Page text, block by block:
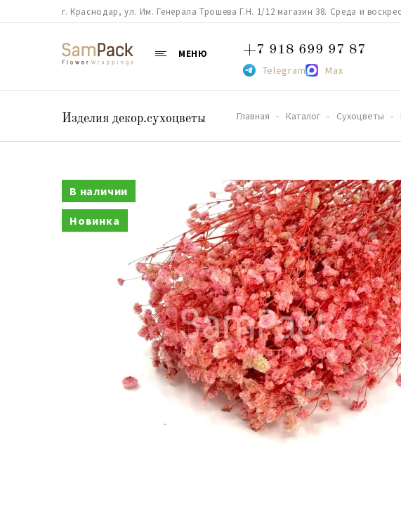
г. Краснодар, ул. Им. Генерала Трошева Г.Н. 1/12 магазин 38. Среда и
МЕНЮ +7 918 699 97 87
Telegram Max
Изделия декор.сухоцветы Главная Каталог Сухоцветы
В наличии
Новинка